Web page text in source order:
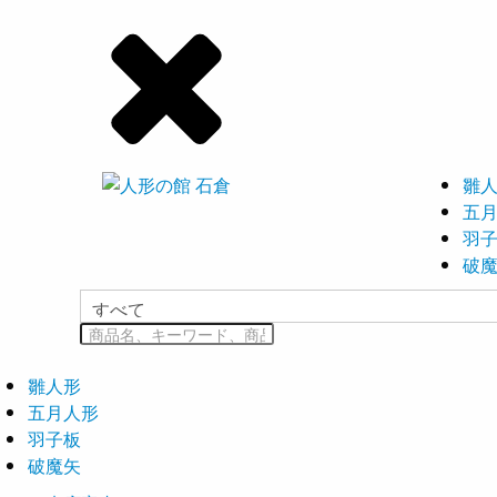
雛
五
羽
破
雛人形
五月人形
羽子板
破魔矢